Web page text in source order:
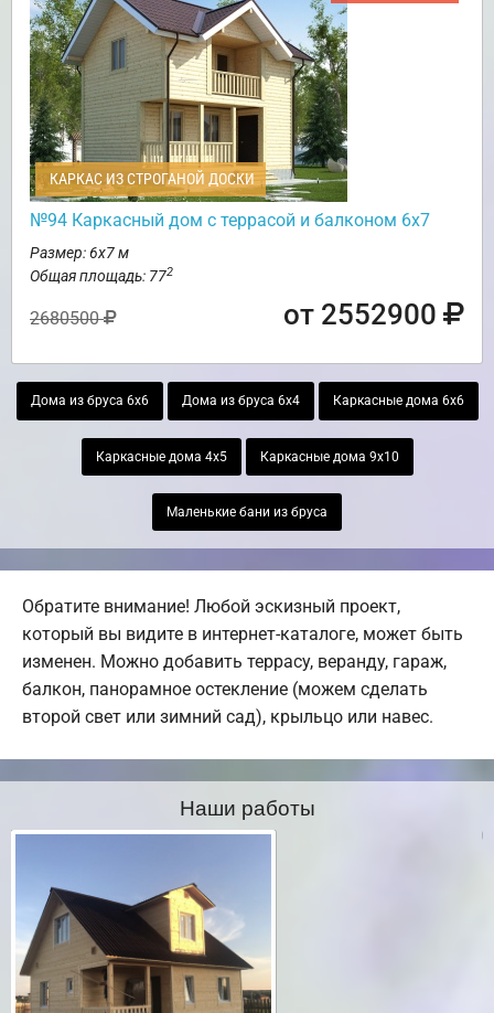
КАРКАС ИЗ СТРОГАНОЙ ДОСКИ
№94 Каркасный дом с террасой и балконом 6х7
Размер: 6х7 м
Общая площадь: 772
2680500 от 2552900
Дома из бруса 6х6 Дома из бруса 6х4 Каркасные дома 6х6
Каркасные дома 4х5 Каркасные дома 9х10
Маленькие бани из бруса
Обратите внимание! Любой эскизный проект,
который вы видите в интернет-каталоге, может быть
изменен. Можно добавить террасу, веранду, гараж,
балкон, панорамное остекление (можем сделать
второй свет или зимний сад), крыльцо или навес.
Наши работы